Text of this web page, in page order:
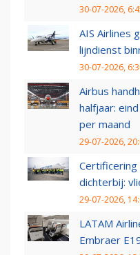
30-07-2026,
AIS Airlines
lijndienst
30-07-2026,
Airbus
halfjaar:
per maand
29-07-2026,
Certificering
dichterbij:
29-07-2026,
LATAM
Embraer